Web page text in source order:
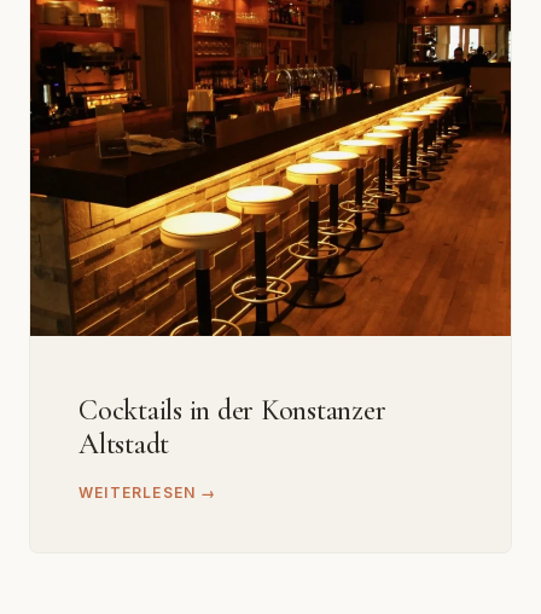
Cocktails in der Konstanzer
Altstadt
WEITERLESEN →